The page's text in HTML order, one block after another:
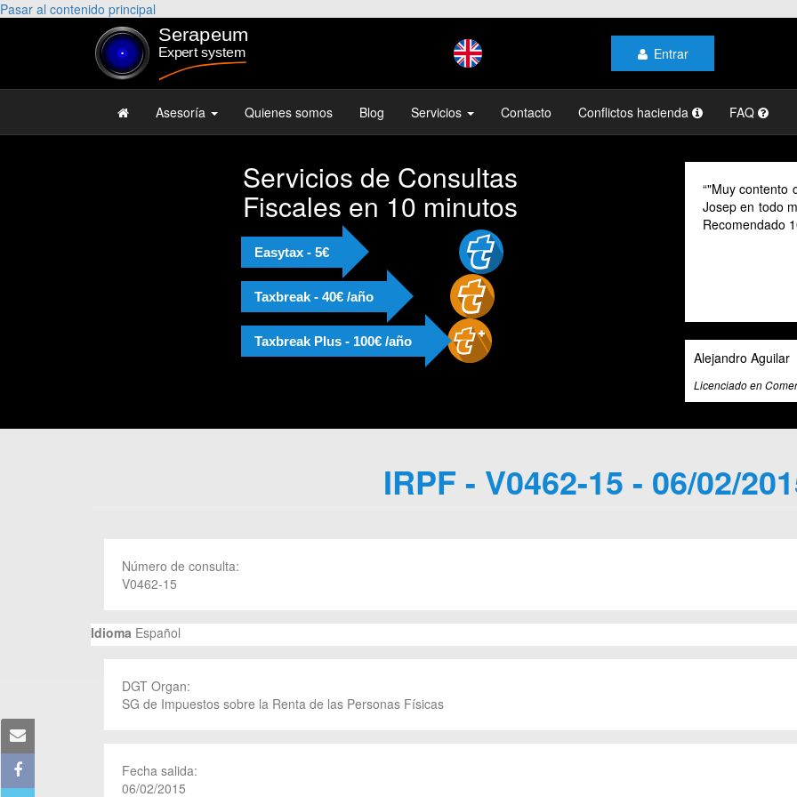
Pasar al contenido principal
Entrar
Asesoría Quienes somos Blog Servicios Contacto Conflictos hacienda FAQ
Servicios de Consultas
Fiscales en 10 minutos
Easytax - 5€
Taxbreak - 40€ /año
Taxbreak Plus - 100€ /año
"Muy contento
Josep en todo
Recomendado
Alejandro Aguilar
Licenciado en
IRPF - V0462-15 - 06/02/
Número de consulta:
V0462-15
Idioma Español
DGT Organ:
SG de Impuestos sobre la Renta de las Personas Físicas
Fecha salida:
06/02/2015